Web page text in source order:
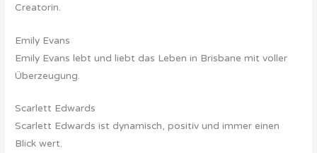
Creatorin.
Emily Evans
Emily Evans lebt und liebt das Leben in Brisbane mit voller
Überzeugung.
Scarlett Edwards
Scarlett Edwards ist dynamisch, positiv und immer einen
Blick wert.